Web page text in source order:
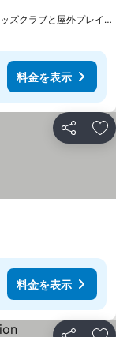
お子様向けキッズクラブと屋外プレイエリア
料金を表示
シェア お
料金を表示